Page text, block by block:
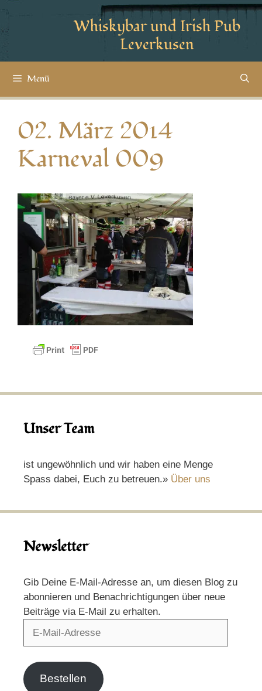
Whiskybar und Irish Pub
Leverkusen
Menü
02. März 2014
Karneval 009
Unser Team
ist ungewöhnlich und wir haben eine Menge
Spass dabei, Euch zu betreuen.» Über uns
Newsletter
Gib Deine E-Mail-Adresse an, um diesen Blog zu
abonnieren und Benachrichtigungen über neue
Beiträge via E-Mail zu erhalten.
Bestellen